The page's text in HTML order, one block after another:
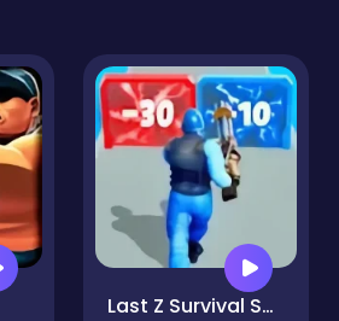
Last Z Survival Shooter